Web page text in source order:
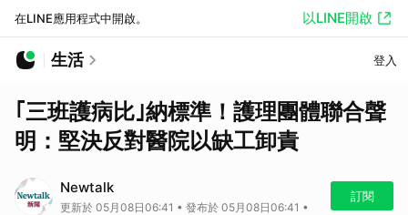
在LINE應用程式中開啟。 以LINE開啟
生活 登入
｢三班護病比｣納標準！護理團體聯合聲
明：堅決反對醫院以缺工卸責
Newtalk
更新於 05月08日06:41 • 發布於 05月08日06:41 •
訂閱